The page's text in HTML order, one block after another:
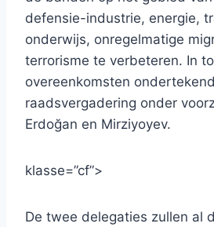
defensie-industrie, energie,
onderwijs, onregelmatige
terrorisme te verbeteren. In
overeenkomsten
raadsvergadering onder
Erdoğan en Mirziyoyev.
klasse=”cf”>
De twee delegaties zullen al